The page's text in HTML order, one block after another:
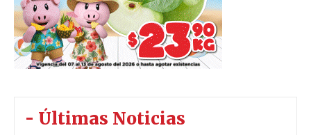
- Últimas Noticias